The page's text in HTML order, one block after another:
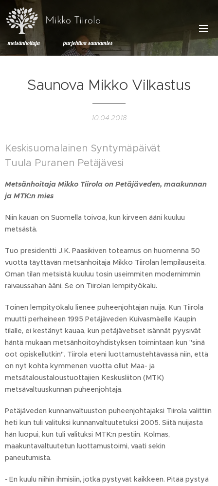
Mikko Tiirola
metsänhoitaja purjehtiva saunamies
Saunova Mikko Vilkastus
10.04.2018
Keskisuomalainen Syntymäpäivät
Tuula Puranen Petäjävesi
Metsänhoitaja Mikko Tiirola on Petäjäveden, maakunnan
ja MTK:n mies
Niin kauan on Suomella toivoa, kun kirveen ääni kuuluu
metsästä.
Tuo presidentti J.K. Paasikiven toteamus on huomenna 50
vuotta täyttävän metsänhoitaja Mikko Tiirolan lempilauseita.
Oman tilan metsistä kuuluu tosin useimmiten modernimmin
raivaussahan ääni. Se on Tiirolan lempityökalu.
Toinen lempityökalu lienee puheenjohtajan nuija. Kun Tiirola
muutti perheineen 1995 Petäjäveden Kuivasmäelle Kaupin
tilalle, ei kestänyt kauaa, kun petäjävetiset isännät pyysivät
häntä mukaan metsänhoitoyhdistyksen toimintaan kun "sinä
oot opiskellutkin". Tiirola eteni luottamustehtävässä niin, että
on nyt kohta kymmenen vuotta ollut Maa- ja
metsätaloustaloustuottajien Keskusliiton (MTK)
metsävaltuuskunnan puheenjohtaja.
Petäjäveden kunnanvaltuuston puheenjohtajaksi Tiirola valittiin
heti kun tuli valituksi kunnanvaltuutetuksi 2005. Siitä nuijasta
hän luopui, kun tuli valituksi MTK:n pestiin. Kolmas,
maakuntavaltuutetun luottamustoimi, vaati sekin
paneutumista.
- En kuulu niihin ihmisiin, jotka pystyvät kaikkeen. Pitää pystyä